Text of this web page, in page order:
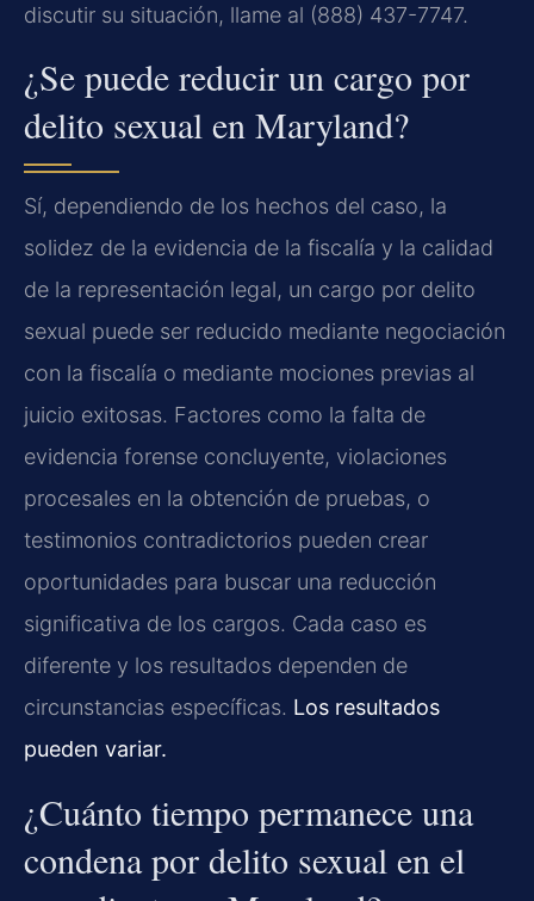
discutir su situación, llame al (888) 437-7747.
¿Se puede reducir un cargo por
delito sexual en Maryland?
Sí, dependiendo de los hechos del caso, la
solidez de la evidencia de la fiscalía y la calidad
de la representación legal, un cargo por delito
sexual puede ser reducido mediante negociación
con la fiscalía o mediante mociones previas al
juicio exitosas. Factores como la falta de
evidencia forense concluyente, violaciones
procesales en la obtención de pruebas, o
testimonios contradictorios pueden crear
oportunidades para buscar una reducción
significativa de los cargos. Cada caso es
diferente y los resultados dependen de
circunstancias específicas. Los resultados
pueden variar.
¿Cuánto tiempo permanece una
condena por delito sexual en el